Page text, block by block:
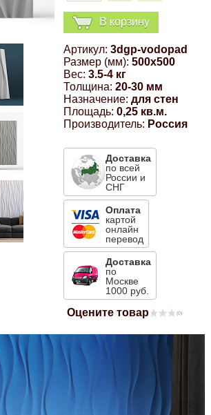
В корзину
Артикул: 3dgp-vodopad
Размер (мм): 500x500
Вес: 3.5-4 кг
Толщина: 20-30 мм
Назначение: для стен
Площадь: 0,25 кв.м.
Производитель: Россия
Доставка
по всей
России и
СНГ
Оплата
картой
онлайн
перевод
Доставка
по
Москве
1000 руб.
Оцените товар (0)
фитинги Poliext
акриловые
лаки
на холодильник